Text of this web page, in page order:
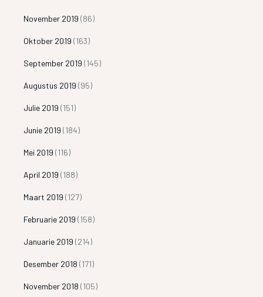
November 2019 (86)
Oktober 2019 (163)
September 2019 (145)
Augustus 2019 (95)
Julie 2019 (151)
Junie 2019 (184)
Mei 2019 (116)
April 2019 (188)
Maart 2019 (127)
Februarie 2019 (158)
Januarie 2019 (214)
Desember 2018 (171)
November 2018 (105)